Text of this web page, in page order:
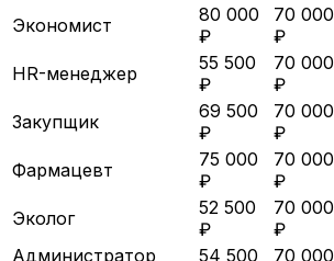
Экономист
80 000
₽
70 000
₽
HR-менеджер
55 500
₽
70 000
₽
Закупщик
69 500
₽
70 000
₽
Фармацевт
75 000
₽
70 000
₽
Эколог
52 500
₽
70 000
₽
Администратор
54 500
70 000